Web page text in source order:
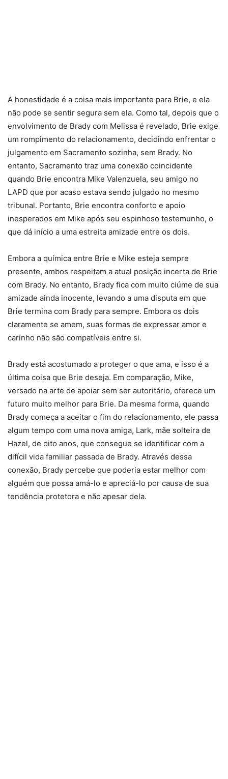
A honestidade é a coisa mais importante para Brie, e ela
não pode se sentir segura sem ela. Como tal, depois que o
envolvimento de Brady com Melissa é revelado, Brie exige
um rompimento do relacionamento, decidindo enfrentar o
julgamento em Sacramento sozinha, sem Brady. No
entanto, Sacramento traz uma conexão coincidente
quando Brie encontra Mike Valenzuela, seu amigo no
LAPD que por acaso estava sendo julgado no mesmo
tribunal. Portanto, Brie encontra conforto e apoio
inesperados em Mike após seu espinhoso testemunho, o
que dá início a uma estreita amizade entre os dois.
Embora a química entre Brie e Mike esteja sempre
presente, ambos respeitam a atual posição incerta de Brie
com Brady. No entanto, Brady fica com muito ciúme de sua
amizade ainda inocente, levando a uma disputa em que
Brie termina com Brady para sempre. Embora os dois
claramente se amem, suas formas de expressar amor e
carinho não são compatíveis entre si.
Brady está acostumado a proteger o que ama, e isso é a
última coisa que Brie deseja. Em comparação, Mike,
versado na arte de apoiar sem ser autoritário, oferece um
futuro muito melhor para Brie. Da mesma forma, quando
Brady começa a aceitar o fim do relacionamento, ele passa
algum tempo com uma nova amiga, Lark, mãe solteira de
Hazel, de oito anos, que consegue se identificar com a
difícil vida familiar passada de Brady. Através dessa
conexão, Brady percebe que poderia estar melhor com
alguém que possa amá-lo e apreciá-lo por causa de sua
tendência protetora e não apesar dela.